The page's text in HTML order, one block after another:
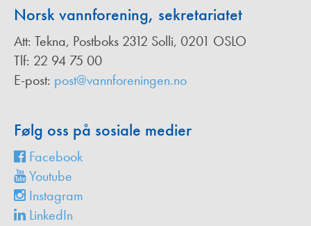
Norsk vannforening, sekretariatet
Att: Tekna, Postboks 2312 Solli, 0201 OSLO
Tlf: 22 94 75 00
E-post: post@vannforeningen.no
Følg oss på sosiale medier
Facebook
Youtube
Instagram
LinkedIn